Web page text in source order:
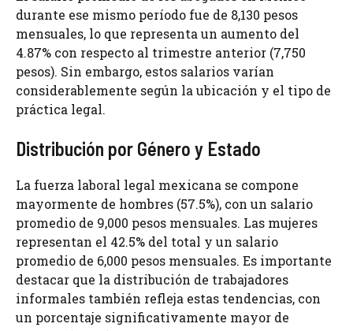
durante ese mismo período fue de 8,130 pesos
mensuales, lo que representa un aumento del
4.87% con respecto al trimestre anterior (7,750
pesos). Sin embargo, estos salarios varían
considerablemente según la ubicación y el tipo de
práctica legal.
Distribución por Género y Estado
La fuerza laboral legal mexicana se compone
mayormente de hombres (57.5%), con un salario
promedio de 9,000 pesos mensuales. Las mujeres
representan el 42.5% del total y un salario
promedio de 6,000 pesos mensuales. Es importante
destacar que la distribución de trabajadores
informales también refleja estas tendencias, con
un porcentaje significativamente mayor de